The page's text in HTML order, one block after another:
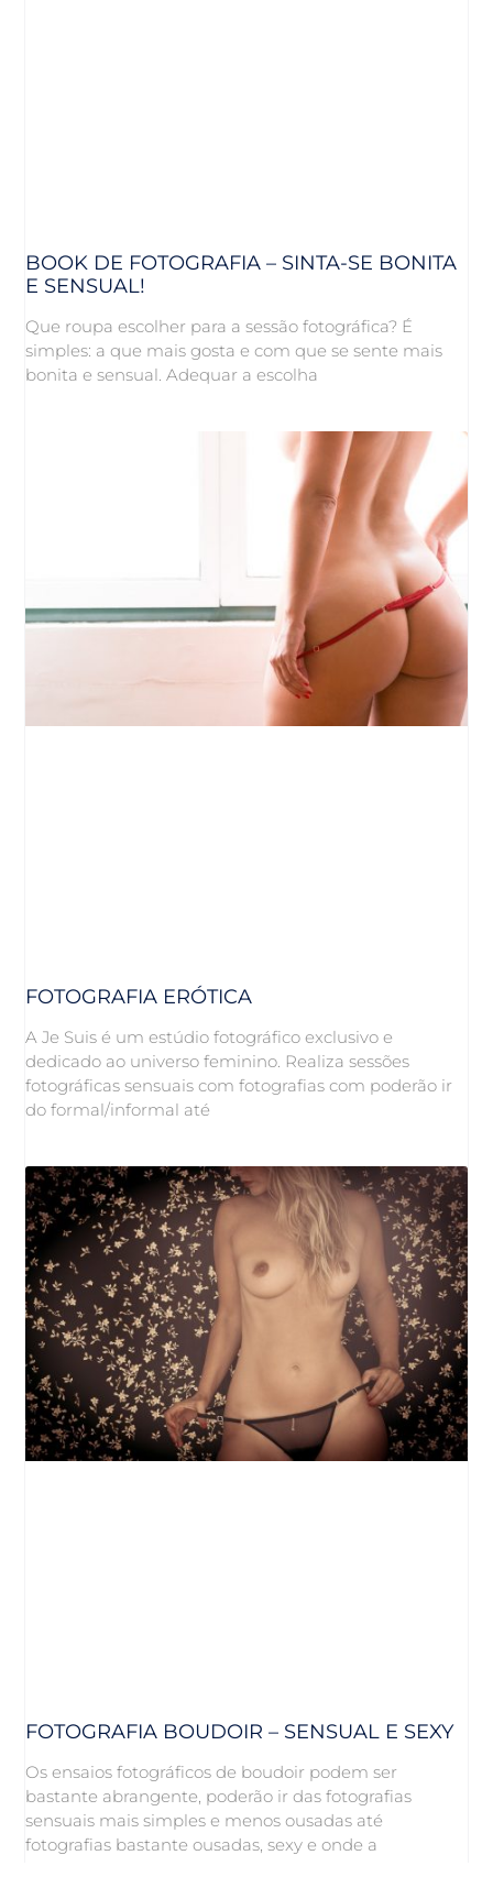
BOOK DE FOTOGRAFIA – SINTA-SE BONITA
E SENSUAL!
Que roupa escolher para a sessão fotográfica? É
simples: a que mais gosta e com que se sente mais
bonita e sensual. Adequar a escolha
FOTOGRAFIA ERÓTICA
A Je Suis é um estúdio fotográfico exclusivo e
dedicado ao universo feminino. Realiza sessões
fotográficas sensuais com fotografias com poderão ir
do formal/informal até
FOTOGRAFIA BOUDOIR – SENSUAL E SEXY
Os ensaios fotográficos de boudoir podem ser
bastante abrangente, poderão ir das fotografias
sensuais mais simples e menos ousadas até
fotografias bastante ousadas, sexy e onde a